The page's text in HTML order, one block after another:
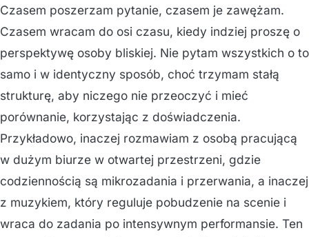
Czasem poszerzam pytanie, czasem je zawężam.
Czasem wracam do osi czasu, kiedy indziej proszę o
perspektywę osoby bliskiej. Nie pytam wszystkich o to
samo i w identyczny sposób, choć trzymam stałą
strukturę, aby niczego nie przeoczyć i mieć
porównanie, korzystając z doświadczenia.
Przykładowo, inaczej rozmawiam z osobą pracującą
w dużym biurze w otwartej przestrzeni, gdzie
codziennością są mikrozadania i przerwania, a inaczej
z muzykiem, który reguluje pobudzenie na scenie i
wraca do zadania po intensywnym performansie. Ten